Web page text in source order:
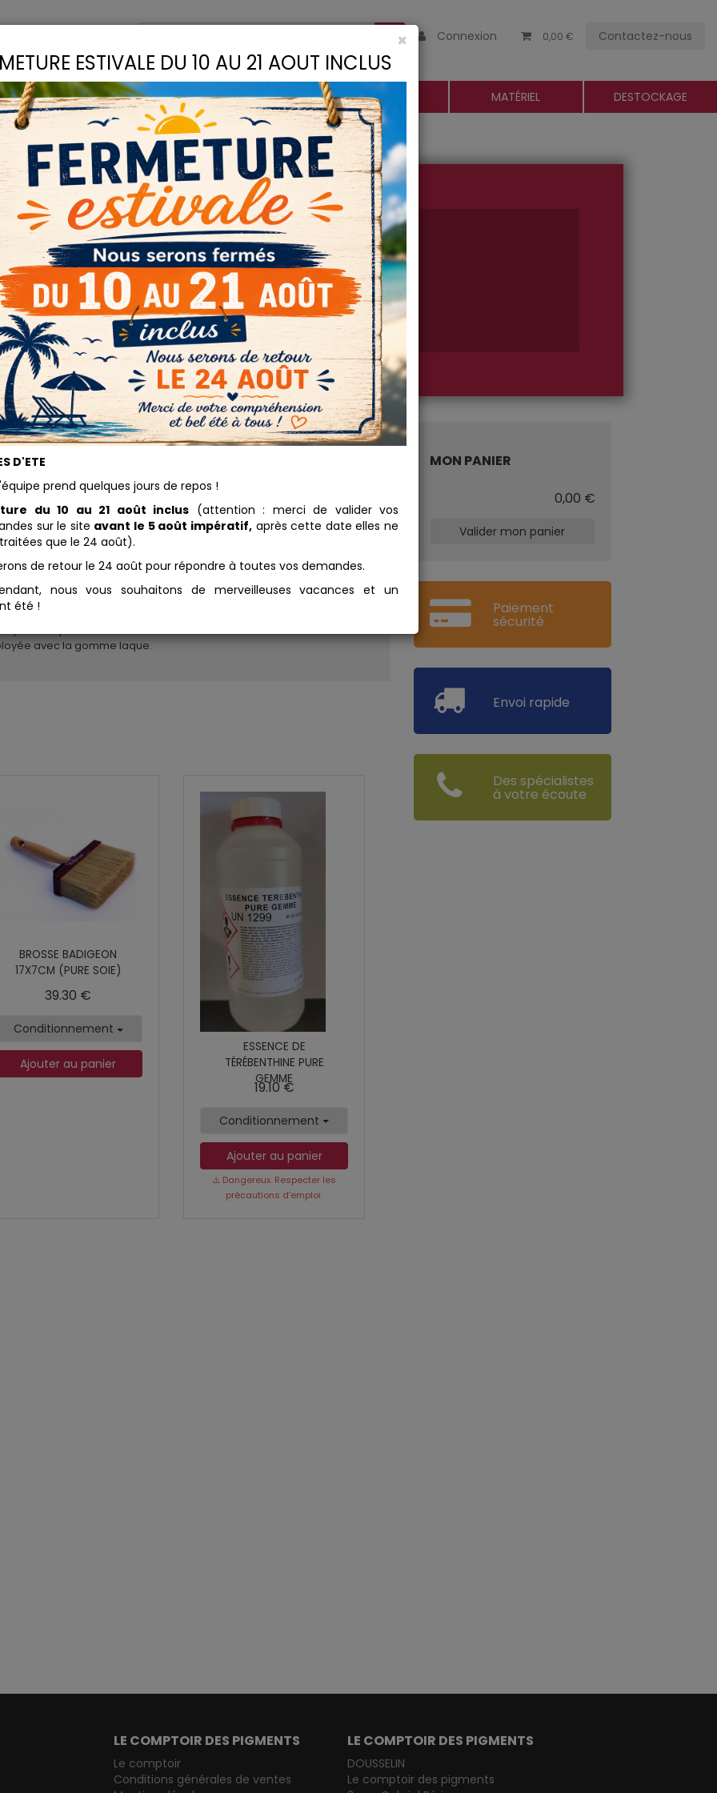
Connexion 0,00 € Contactez-nous
LIANTS COLLES DROGUERIE MATÉRIEL DESTOCKAGE
Paillettes
COLLES
Laque Blonde
Paillettes
laque est une laque
de la sécrétion d'une
asiatique, Coccus lacca.
Le mélange obtenu peut
être utilisé en ébénisterie
lutherie pour vernir le bois.
avec la gomme laque.
Ajouter au panier
BROSSE BADIGEON
17X7CM (PURE SOIE)
39.30 €
Conditionnement
Ajouter au panier
ESSENCE DE
TÉRÉBENTHINE PURE
GEMME
19.10 €
Conditionnement
Ajouter au panier
⚠️ Dangereux. Respecter les
précautions d’emploi.
MON PANIER
0,00 €
Valider mon panier
Paiement
sécurité
Envoi rapide
Des spécialistes
à votre écoute
LE COMPTOIR DES PIGMENTS
Le comptoir
Conditions générales de ventes
LE COMPTOIR DES PIGMENTS
DOUSSELIN
Le comptoir des pigments
×
ESTIVALE DU 10 AU 21 AOUT INCLUS
D'ETE
prend quelques jours de repos !
du 10 au 21 août inclus (attention : merci de valider vos
sur le site avant le 5 août impératif,après cette date elles ne
que le 24 août).
de retour le 24 août pour répondre à toutes vos demandes.
nous vous souhaitons de merveilleuses vacances et un
été !